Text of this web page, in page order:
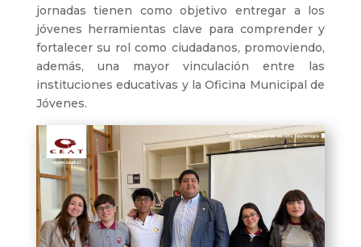
jornadas tienen como objetivo entregar a los
jóvenes herramientas clave para comprender y
fortalecer su rol como ciudadanos, promoviendo,
además, una mayor vinculación entre las
instituciones educativas y la Oficina Municipal de
Jóvenes.